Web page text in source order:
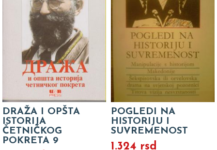
DRAŽA I OPŠTA
ISTORIJA
ČETNIČKOG
POKRETA 9
POGLEDI NA
HISTORIJU I
SUVREMENOST
1.324 rsd